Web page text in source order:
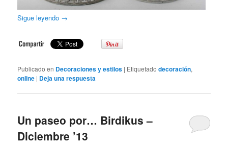
Sigue leyendo →
Publicado en Decoraciones y estilos | Etiquetado decoración,
online | Deja una respuesta
Un paseo por… Birdikus –
Diciembre ’13